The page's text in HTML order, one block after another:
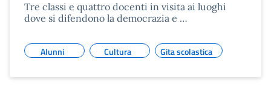
Tre classi e quattro docenti in visita ai luoghi
dove si difendono la democrazia e …
Alunni Cultura Gita scolastica